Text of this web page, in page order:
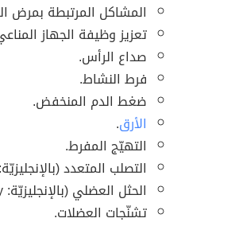
المشاكل المرتبطة بمرض
تعزيز وظيفة الجهاز
صداع الرأس.
فرط النشاط.
ضغط الدم المنخفض.
الأرق.
التهيّج المفرط.
التصلب المتعدد (بالإنجليزيّة: Multiple Sclerosis).
الحثل العضلي (بالإنجليزيّة: Muscular Dystrophy).
تشنّجات العضلات.